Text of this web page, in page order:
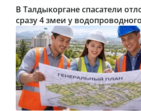
В Талдыкоргане спасатели
сразу 4 змеи у